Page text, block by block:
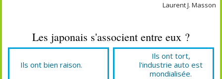
Laurent J. Masson
Les japonais s'associent entre eux ?
Ils ont bien raison.
Ils ont tort,
l'industrie auto est
mondialisée.